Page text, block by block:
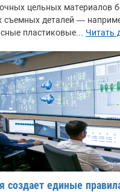
цельных материалов
съемных деталей —
пластиковые... Читать
создает единые